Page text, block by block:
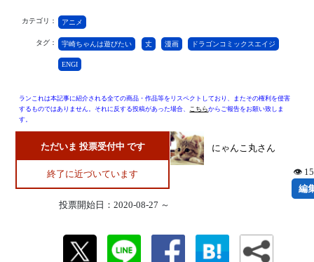
カテゴリ： アニメ
タグ： 宇崎ちゃんは遊びたい 丈 漫画 ドラゴンコミックスエイジ
ENGI
ランこれは本記事に紹介される全ての商品・作品等をリスペクトしており、またその権利を侵害
するものではありません。それに反する投稿があった場合、 こちらからご報告をお願い致しま
す。
ただいま 投票受付中 です
終了に近づいています
投票開始日：2020-08-27 ～
にゃんこ丸さん
👁
編